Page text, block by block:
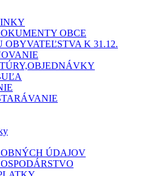
OBCE
OBYVATEĽSTVA K 31.12.
ÚDAJOV